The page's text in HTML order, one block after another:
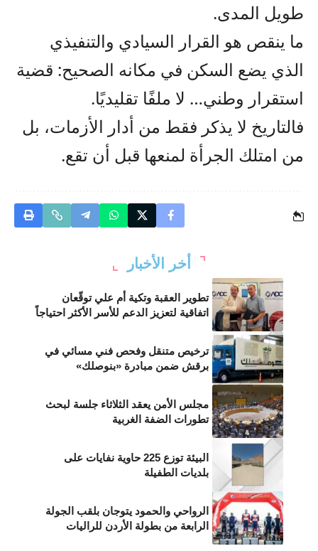
طويل المدى.
ما ينقص هو القرار السيادي والتنفيذي
الذي يضع السكن في مكانه الصحيح: قضية
استقرار وطني… لا ملفًا تقليديًا.
فالتاريخ لا يذكر فقط من أدار الأزمات، بل
من امتلك الجرأة لمنعها قبل أن تقع.
أخر الأخبار
تطوير العقبة وتكية أم علي توقّعان
اتفاقية لتعزيز الدعم للأسر الأكثر احتياجاً
ترخيص متنقل وفحص فني مسائي في
برقش ضمن مبادرة «بنوصلك»
مجلس الأمن يعقد الثلاثاء جلسة لبحث
تطورات الضفة الغربية
البيئة توزع 225 حاوية نفايات على
بلديات الطفيلة
الرواحي والحمود يتوجان بلقب الجولة
الرابعة من بطولة الأردن للراليات